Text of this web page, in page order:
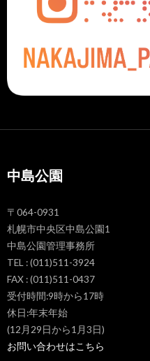
中島公園
〒064-0931
札幌市中央区中島公園1
中島公園管理事務所
TEL : (011)511-3924
FAX : (011)511-0437
受付時間:9時から17時
休日:年末年始
(12月29日から1月3日)
お問い合わせはこちら